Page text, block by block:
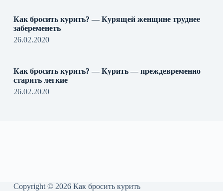
Как бросить курить? — Курящей женщине труднее
забеременеть
26.02.2020
Как бросить курить? — Курить — преждевременно
старить легкие
26.02.2020
Copyright © 2026 Как бросить курить